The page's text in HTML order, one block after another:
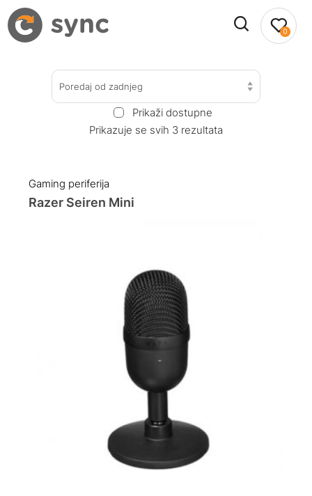
0
Poredaj od zadnjeg
Prikaži dostupne
Prikazuje se svih 3 rezultata
Gaming periferija
Razer Seiren Mini